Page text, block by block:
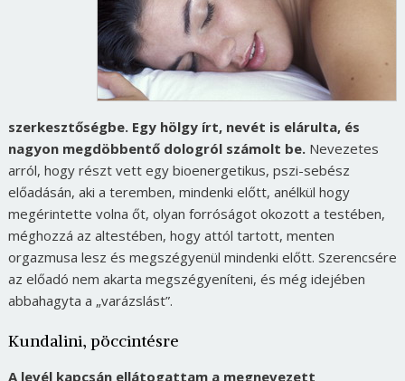
szerkesztőségbe. Egy hölgy írt, nevét is elárulta, és
nagyon megdöbbentő dologról számolt be.Nevezetes
arról, hogy részt vett egy bioenergetikus, pszi-sebész
előadásán, aki a teremben, mindenki előtt, anélkül hogy
megérintette volna őt, olyan forróságot okozott a testében,
méghozzá az altestében, hogy attól tartott, menten
orgazmusa lesz és megszégyenül mindenki előtt. Szerencsére
az előadó nem akarta megszégyeníteni, és még idejében
abbahagyta a „varázslást”.
Kundalini, pöccintésre
A levél kapcsán ellátogattam a megnevezett